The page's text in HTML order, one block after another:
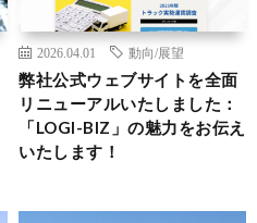
2026.04.01 動向/展望
弊社公式ウェブサイトを全面
リニューアルいたしました：
「LOGI-BIZ」の魅力をお伝え
いたします！